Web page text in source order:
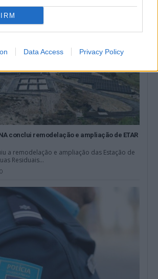
Data Access Privacy Policy
conclui remodelação e ampliação de ETAR
a remodelação e ampliação das Estação de
Residuais...